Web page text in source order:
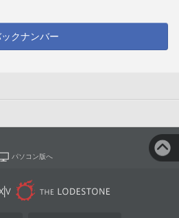
クナンバー
パソコン版へ